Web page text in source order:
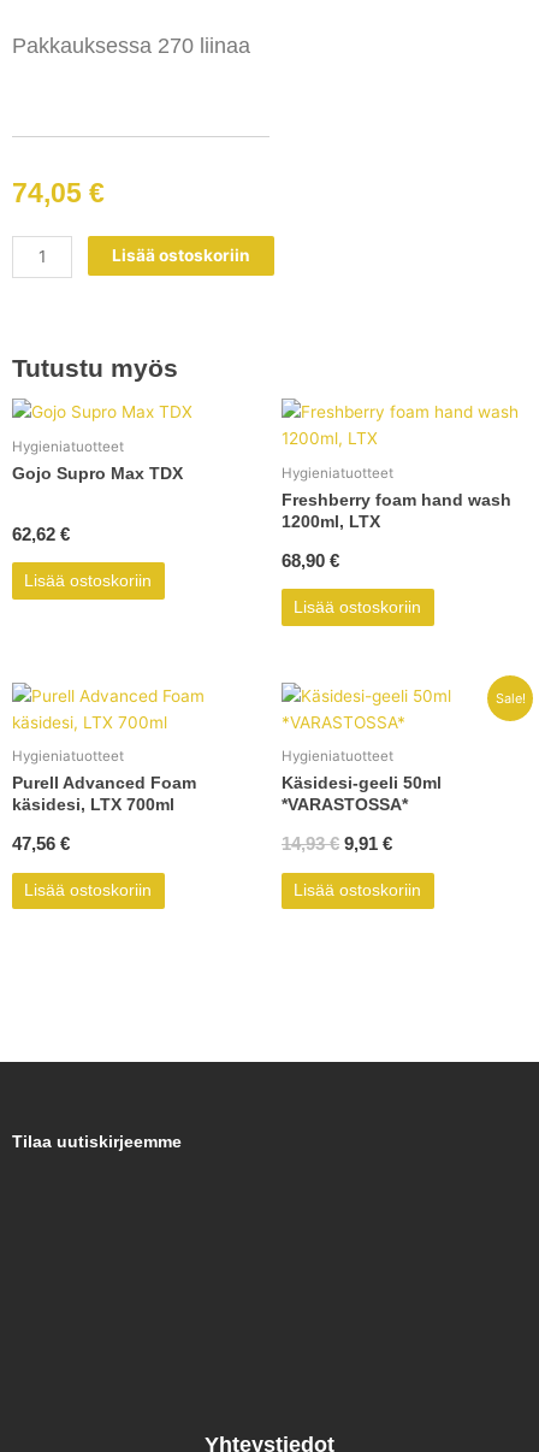
Pakkauksessa 270 liinaa
74,05 €
Purell
käsidesinfiointiliina
Lisää ostoskoriin
Tutustu myös
Hygieniatuotteet
Gojo Supro Max TDX
62,62 €
Lisää ostoskoriin
Hygieniatuotteet
Freshberry foam hand wash
1200ml, LTX
68,90 €
Lisää ostoskoriin
Hygieniatuotteet
Purell Advanced Foam
käsidesi, LTX 700ml
47,56 €
Lisää ostoskoriin
Sale!
Hygieniatuotteet
Käsidesi-geeli 50ml
*VARASTOSSA*
14,93€
Alkuperäinen
hinta
14,93 €.
9,91 €
Nykyinen
hinta
9,91 €.
Lisää ostoskoriin
Tilaa uutiskirjeemme
Yhteystiedot